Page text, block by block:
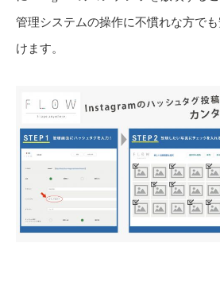
管理システムの操作に不慣れな方で
けます。